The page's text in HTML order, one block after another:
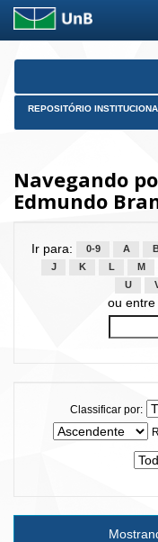
Skip
REPOSITÓRIO
Navegando
Edmundo
Ir para: 0-9 A
J
K L M
U
ou entre
Classificar por: